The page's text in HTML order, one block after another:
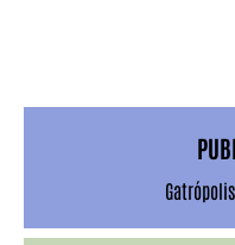
Gatrópolis